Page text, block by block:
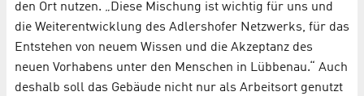
den Ort nutzen. „Diese Mischung ist wichtig für uns und
die Weiterentwicklung des Adlershofer Netzwerks, für das
Entstehen von neuem Wissen und die Akzeptanz des
neuen Vorhabens unter den Menschen in Lübbenau.“ Auch
deshalb soll das Gebäude nicht nur als Arbeitsort genutzt